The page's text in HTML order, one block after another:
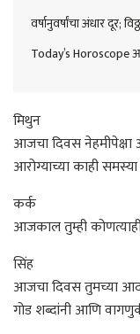
वर्षानुवर्षांचा अंधार दूर;
Today’s Horoscope
मिथुन
आजचा दिवस
आरोग्याच्या काही
कर्क
आजकाल तुम्ही
सिंह
आजचा दिवस तुमच्या
गोड शब्दांनी आणि